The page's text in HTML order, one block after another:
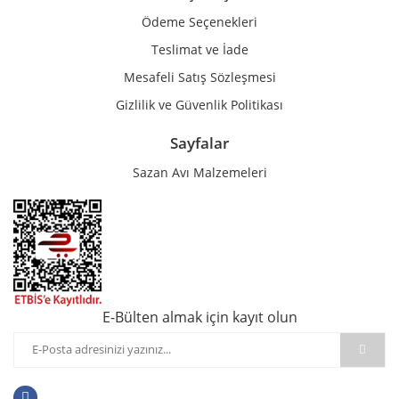
Ödeme Seçenekleri
Teslimat ve İade
Mesafeli Satış Sözleşmesi
Gizlilik ve Güvenlik Politikası
Sayfalar
Sazan Avı Malzemeleri
E-Bülten almak için kayıt olun